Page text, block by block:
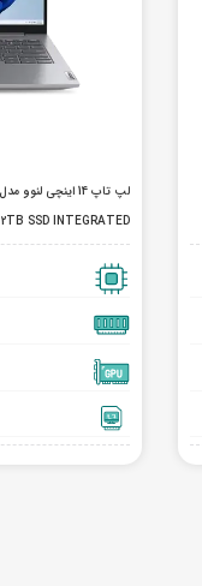
2TB SSD INTEGRATED